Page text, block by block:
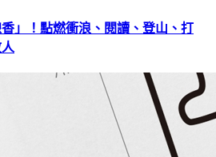
」！點燃衝浪、閱讀、登山、打